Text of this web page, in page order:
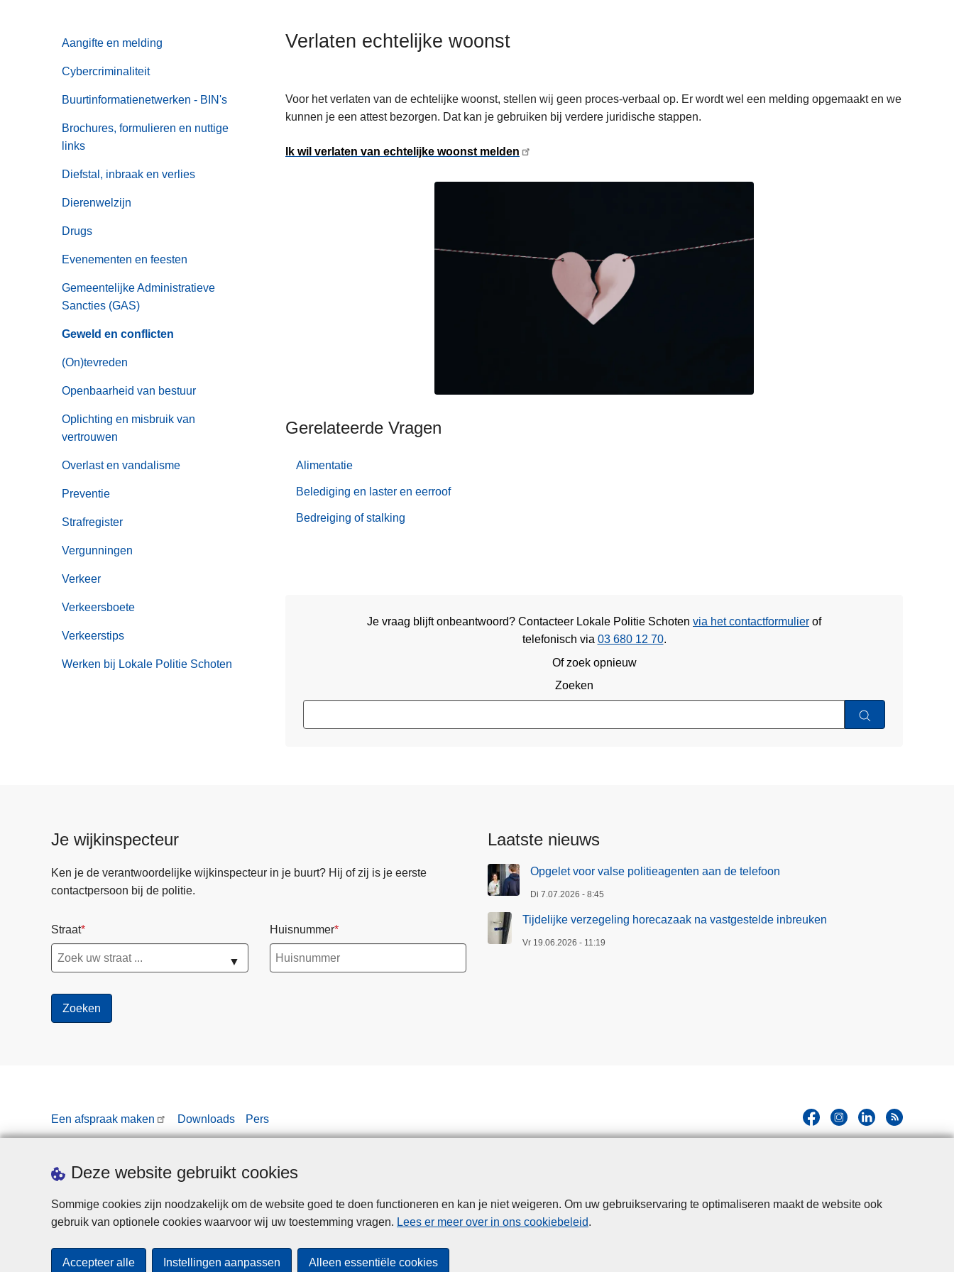
Deze website gebruikt cookies
Sommige cookies zijn noodzakelijk om de website goed te doen functioneren en kan je niet weigeren. Om uw gebruikservaring te optimaliseren maakt de website ook
gebruik van optionele cookies waarvoor wij uw toestemming vragen. Lees er meer over in ons cookiebeleid.
Accepteer alle Instellingen aanpassen Alleen essentiële cookies
Aangifte en melding
Cybercriminaliteit
Buurtinformatienetwerken - BIN's
Brochures, formulieren en nuttige
links
Diefstal, inbraak en verlies
Dierenwelzijn
Drugs
Evenementen en feesten
Gemeentelijke Administratieve
Sancties (GAS)
Geweld en conflicten
(On)tevreden
Openbaarheid van bestuur
Oplichting en misbruik van
vertrouwen
Overlast en vandalisme
Preventie
Strafregister
Vergunningen
Verkeer
Verkeersboete
Verkeerstips
Werken bij Lokale Politie Schoten
Verlaten echtelijke woonst
Voor het verlaten van de echtelijke woonst, stellen wij geen proces-verbaal op. Er wordt wel een melding opgemaakt en we
kunnen je een attest bezorgen. Dat kan je gebruiken bij verdere juridische stappen.
Ik wil verlaten van echtelijke woonst melden
Gerelateerde Vragen
Alimentatie
Belediging en laster en eerroof
Bedreiging of stalking
Je vraag blijft onbeantwoord? Contacteer Lokale Politie Schoten via het contactformulier of
telefonisch via 03 680 12 70.
Of zoek opnieuw
Zoeken
Je wijkinspecteur
Ken je de verantwoordelijke wijkinspecteur in je buurt? Hij of zij is je eerste
contactpersoon bij de politie.
Straat
▼
Huisnummer
Laatste nieuws
Opgelet voor valse politieagenten aan de telefoon
Di 7.07.2026 - 8:45
Tijdelijke verzegeling horecazaak na vastgestelde inbreuken
Vr 19.06.2026 - 11:19
Een afspraak maken Downloads Pers
Disclaimer Privacy Cookies Toegankelijkheid
© 2026 Politie.be